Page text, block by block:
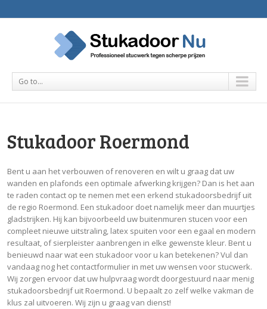
Go to...
Stukadoor Roermond
Bent u aan het verbouwen of renoveren en wilt u graag dat uw
wanden en plafonds een optimale afwerking krijgen? Dan is het aan
te raden contact op te nemen met een erkend stukadoorsbedrijf uit
de regio Roermond. Een stukadoor doet namelijk meer dan muurtjes
gladstrijken. Hij kan bijvoorbeeld uw buitenmuren stucen voor een
compleet nieuwe uitstraling, latex spuiten voor een egaal en modern
resultaat, of sierpleister aanbrengen in elke gewenste kleur. Bent u
benieuwd naar wat een stukadoor voor u kan betekenen? Vul dan
vandaag nog het contactformulier in met uw wensen voor stucwerk.
Wij zorgen ervoor dat uw hulpvraag wordt doorgestuurd naar menig
stukadoorsbedrijf uit Roermond. U bepaalt zo zelf welke vakman de
klus zal uitvoeren. Wij zijn u graag van dienst!